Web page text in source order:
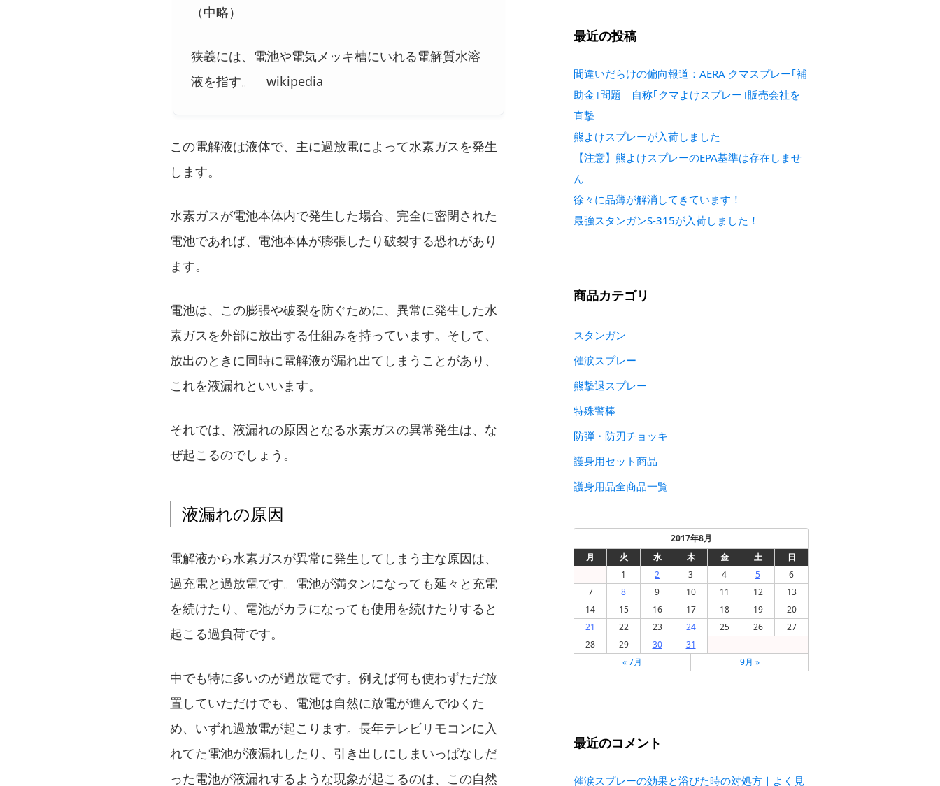
（中略）
狭義には、電池や電気メッキ槽にいれる電解質水溶
液を指す。 wikipedia
この電解液は液体で、主に過放電によって水素ガスを発生
します。
水素ガスが電池本体内で発生した場合、完全に密閉された
電池であれば、電池本体が膨張したり破裂する恐れがあり
ます。
電池は、この膨張や破裂を防ぐために、異常に発生した水
素ガスを外部に放出する仕組みを持っています。そして、
放出のときに同時に電解液が漏れ出てしまうことがあり、
これを液漏れといいます。
それでは、液漏れの原因となる水素ガスの異常発生は、な
ぜ起こるのでしょう。
液漏れの原因
電解液から水素ガスが異常に発生してしまう主な原因は、
過充電と過放電です。電池が満タンになっても延々と充電
を続けたり、電池がカラになっても使用を続けたりすると
起こる過負荷です。
中でも特に多いのが過放電です。例えば何も使わずただ放
置していただけでも、電池は自然に放電が進んでゆくた
め、いずれ過放電が起こります。長年テレビリモコンに入
れてた電池が液漏れしたり、引き出しにしまいっぱなしだ
った電池が液漏れするような現象が起こるのは、この自然
最近の投稿
間違いだらけの偏向報道：AERA クマスプレー｢補
助金｣問題 自称｢クマよけスプレー｣販売会社を
直撃
熊よけスプレーが入荷しました
【注意】熊よけスプレーのEPA基準は存在しませ
ん
徐々に品薄が解消してきています！
最強スタンガンS-315が入荷しました！
商品カテゴリ
スタンガン
催涙スプレー
熊撃退スプレー
特殊警棒
防弾・防刃チョッキ
護身用セット商品
護身用品全商品一覧
2017年8月
月
火 水 木 金 土
日
1
2 3 4 5
6
7
8 9 10 11 12
13
14
15 16 17 18 19
20
21
22 23 24 25 26
27
28
29 30
31
« 7月
9月 »
最近のコメント
催涙スプレーの効果と浴びた時の対処方｜よく見